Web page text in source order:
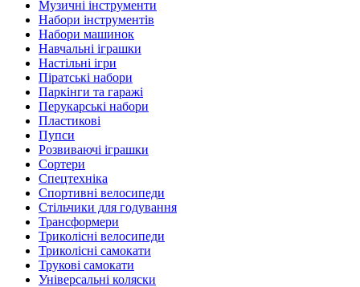
Музичні інструменти
Набори інструментів
Набори машинок
Навчальні іграшки
Настільні ігри
Піратські набори
Паркінги та гаражі
Перукарські набори
Пластикові
Пупси
Розвиваючі іграшки
Сортери
Спецтехніка
Спортивні велосипеди
Стільчики для годування
Трансформери
Триколісні велосипеди
Триколісні самокати
Трукові самокати
Універсальні коляски